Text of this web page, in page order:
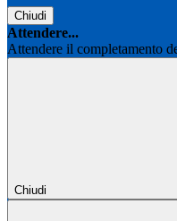
Chiudi
Attendere...
Attendere il completamento
Chiudi